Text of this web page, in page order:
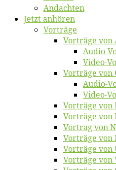
An­dach­ten
Jetzt an­hö­ren
Vor­trä­ge
Vor­trä­ge von
Au­dio-
Vi­deo-
Vor­trä­ge von
Au­dio-
Vi­deo-
Vor­trä­ge von
Vor­trä­ge von
Vor­trag von
Vor­trä­ge von
Vor­trä­ge von
Vor­trä­ge von